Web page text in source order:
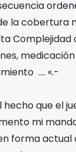
la
…. «.-
que el
mi
forma